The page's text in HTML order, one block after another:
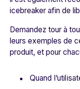
icebreaker afin de
Demandez tour à
leurs exemples de
produit, et pour
Quand